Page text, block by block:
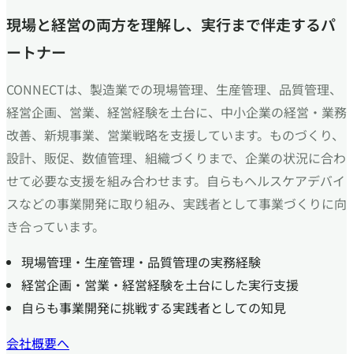
現場と経営の両方を理解し、実行まで伴走するパ
ートナー
CONNECTは、製造業での現場管理、生産管理、品質管理、
経営企画、営業、経営経験を土台に、中小企業の経営・業務
改善、新規事業、営業戦略を支援しています。ものづくり、
設計、販促、数値管理、組織づくりまで、企業の状況に合わ
せて必要な支援を組み合わせます。自らもヘルスケアデバイ
スなどの事業開発に取り組み、実践者として事業づくりに向
き合っています。
現場管理・生産管理・品質管理の実務経験
経営企画・営業・経営経験を土台にした実行支援
自らも事業開発に挑戦する実践者としての知見
会社概要へ